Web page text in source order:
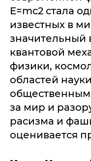
E=mc2 стала
известных в
значительный
квантовой
физики,
областей
общественным
за мир и
расизма и
оценивается